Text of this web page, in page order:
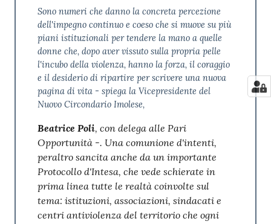
Sono numeri che danno la concreta percezione
dell'impegno continuo e coeso che si muove su più
piani istituzionali per tendere la mano a quelle
donne che, dopo aver vissuto sulla propria pelle
l'incubo della violenza, hanno la forza, il coraggio
e il desiderio di ripartire per scrivere una nuova
pagina di vita - spiega la Vicepresidente del
Nuovo Circondario Imolese,
Beatrice Poli, con delega alle Pari
Opportunità -. Una comunione d'intenti,
peraltro sancita anche da un importante
Protocollo d'Intesa, che vede schierate in
prima linea tutte le realtà coinvolte sul
tema: istituzioni, associazioni, sindacati e
centri antiviolenza del territorio che ogni